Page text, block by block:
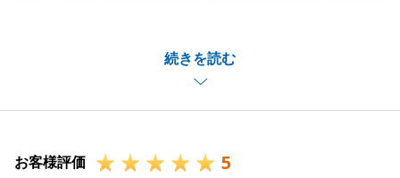
続きを読む
温かいお言葉をいただき、大変励みになります。
ご所有のマンションが予想よりも早くご売却でき、ご
満足いただけるお取引となりましたこと、私どもも大
今後もお客様に寄り添い、誠意ある対応を心掛けてま
お客様評価 5